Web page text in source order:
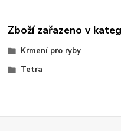
Zboží zařazeno v
Krmení pro ryby
Tetra